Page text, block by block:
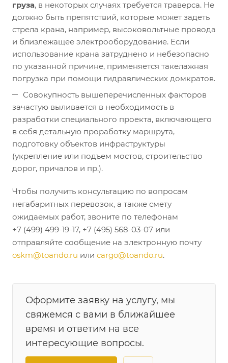
груза, в некоторых случаях требуется траверса. Не
должно быть препятствий, которые может задеть
стрела крана, например, высоковольтные провода
и близлежащее электрооборудование. Если
использование крана затруднено и небезопасно
по указанной причине, применяется такелажная
погрузка при помощи гидравлических домкратов.
Совокупность вышеперечисленных факторов
зачастую выливается в необходимость в
разработки специального проекта, включающего
в себя детальную проработку маршрута,
подготовку объектов инфраструктуры
(укрепление или подъем мостов, строительство
дорог, причалов и пр.).
Чтобы получить консультацию по вопросам
негабаритных перевозок, а также смету
ожидаемых работ, звоните по телефонам
+7 (499) 499-19-17, +7 (495) 568-03-07 или
отправляйте сообщение на электронную почту
oskm@toando.ru или cargo@toando.ru.
Оформите заявку на услугу, мы
свяжемся с вами в ближайшее
время и ответим на все
интересующие вопросы.